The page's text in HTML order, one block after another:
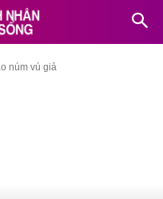
núm vú giả